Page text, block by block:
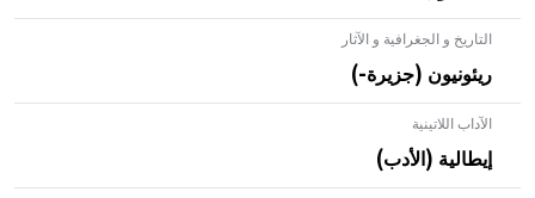
التاريخ و الجغرافية و الآثار
ريئونيون (جزيرة-)
الآداب اللاتينية
إيطالية (الأدب)